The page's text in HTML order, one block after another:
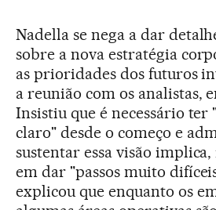
Nadella se nega a dar
sobre a nova estratégia
as prioridades dos futuros
a reunião com os analistas,
Insistiu que é necessário ter
claro" desde o começo e
sustentar essa visão
em dar "passos muito
explicou que enquanto os